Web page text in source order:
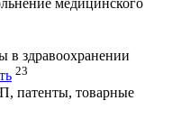
в здравоохранении
23
патенты, товарные